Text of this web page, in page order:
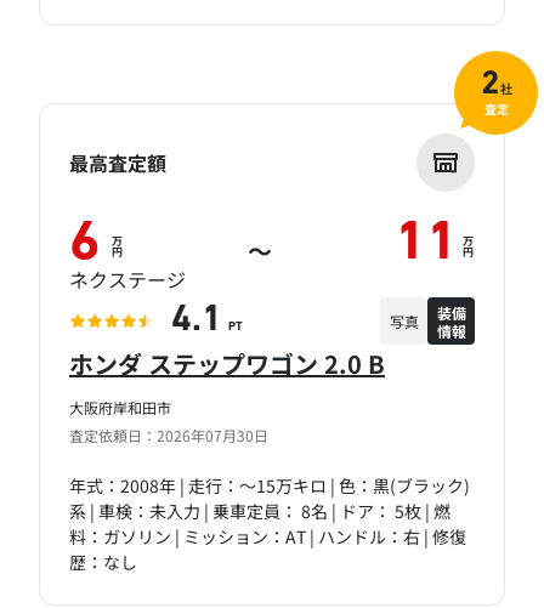
大阪府岸和田市
査定依頼日：2026年07月30日
ホンダ ステップワゴン 2.0 B
年式：2008年 | 走行：～15万キロ | 色：黒(ブラック)
系 | 車検：未入力 | 乗車定員： 8名 | ドア： 5枚 | 燃
料：ガソリン | ミッション：AT | ハンドル：右 | 修復
歴：なし
最高査定額
6 万
円 ～ 11 万
円
ネクステージ
4.1 PT 写真
装備
情報
2社
査定